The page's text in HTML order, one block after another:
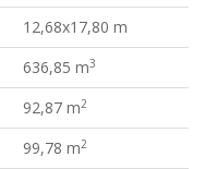
12,68x17,80 m
636,85 m3
92,87 m2
99,78 m2